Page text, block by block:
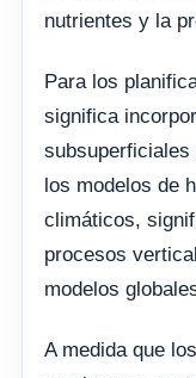
nutrientes y la
Para los
significa
los modelos de
climáticos,
procesos
modelos
A medida que